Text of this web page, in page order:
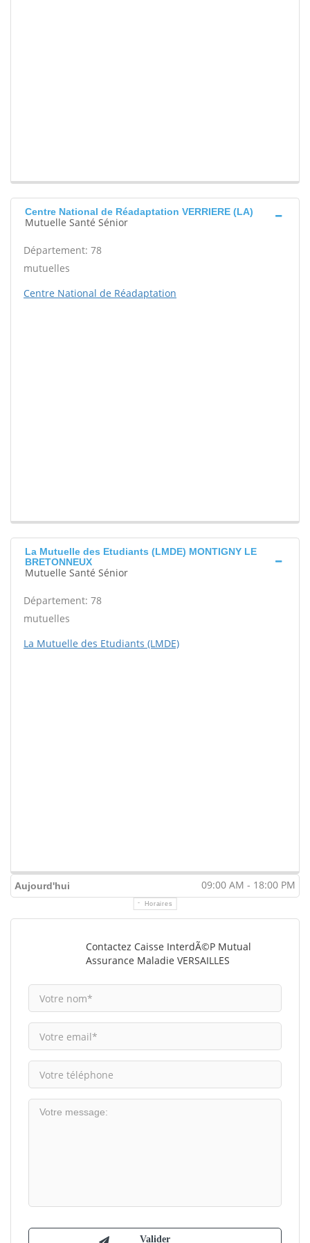
Centre National de Réadaptation VERRIERE (LA)
Mutuelle Santé Sénior
Département: 78
mutuelles
Centre National de Réadaptation
La Mutuelle des Etudiants (LMDE) MONTIGNY LE
BRETONNEUX
Mutuelle Santé Sénior
Département: 78
mutuelles
La Mutuelle des Etudiants (LMDE)
Aujourd'hui 09:00 AM - 18:00 PM
Horaires
Contactez Caisse InterdÃ©p Mutual
Assurance Maladie VERSAILLES